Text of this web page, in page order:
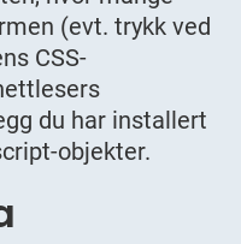
(evt. trykk ved
CSS-
du har installert
objekter.